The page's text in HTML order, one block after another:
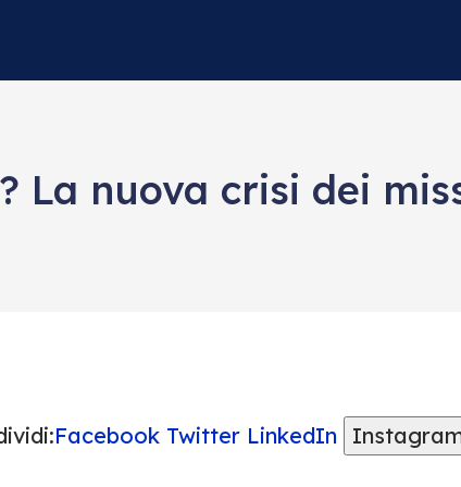
La nuova crisi dei
Facebook Twitter LinkedIn